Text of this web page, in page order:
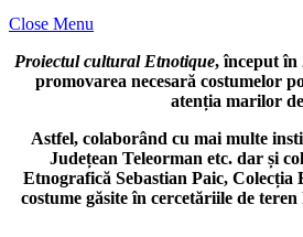
Close Menu
Proiectul cultural Etnotique, început în
promovarea necesară costumelor
atenția marilor
Astfel, colaborând cu mai multe
Județean Teleorman etc. dar și
Etnografică Sebastian Paic,
costume găsite în cercetăriile de